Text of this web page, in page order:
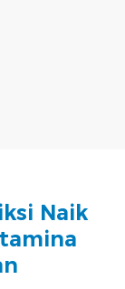
Naik